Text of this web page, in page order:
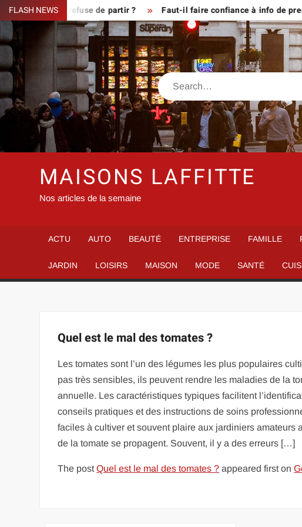
Skip
to
content
FLASH NEWS
le fermier refuse de partir ? Faut-il faire confiance à info de
Search
MAISONS LAFFITTE
Nos articles de la semaine
ACTU AUTO BEAUTÉ ENTREPRISE FAMILLE
JARDIN LOISIRS MAISON MODE SANTÉ
Quel est le mal des tomates ?
Les tomates sont l’un des légumes les plus populaires
pas très sensibles, ils peuvent rendre les maladies de la
annuelle. Les caractéristiques typiques facilitent
conseils pratiques et des instructions de soins
faciles à cultiver et souvent plaire aux jardiniers
de la tomate se propagent. Souvent, il y a des erreurs […]
The postQuel est le mal des tomates ? appeared first on